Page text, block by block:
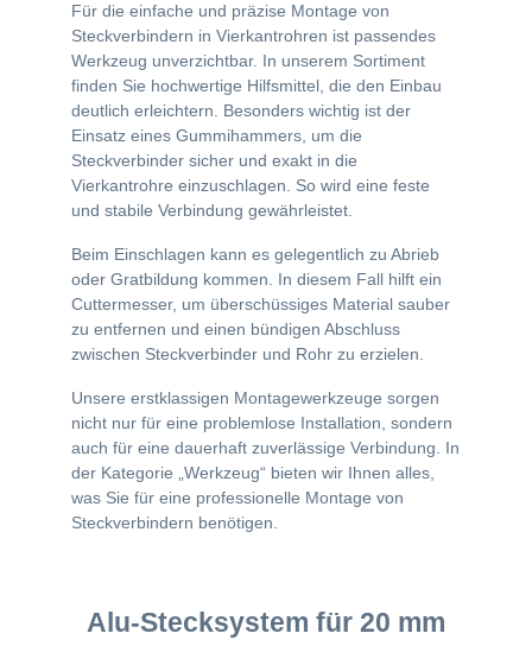
Für die einfache und präzise Montage von
Steckverbindern in Vierkantrohren ist passendes
Werkzeug unverzichtbar. In unserem Sortiment
finden Sie hochwertige Hilfsmittel, die den Einbau
deutlich erleichtern. Besonders wichtig ist der
Einsatz eines Gummihammers, um die
Steckverbinder sicher und exakt in die
Vierkantrohre einzuschlagen. So wird eine feste
und stabile Verbindung gewährleistet.
Beim Einschlagen kann es gelegentlich zu Abrieb
oder Gratbildung kommen. In diesem Fall hilft ein
Cuttermesser, um überschüssiges Material sauber
zu entfernen und einen bündigen Abschluss
zwischen Steckverbinder und Rohr zu erzielen.
Unsere erstklassigen Montagewerkzeuge sorgen
nicht nur für eine problemlose Installation, sondern
auch für eine dauerhaft zuverlässige Verbindung. In
der Kategorie „Werkzeug“ bieten wir Ihnen alles,
was Sie für eine professionelle Montage von
Steckverbindern benötigen.
Alu-Stecksystem für 20 mm